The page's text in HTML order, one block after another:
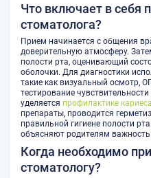
Что включает в себя
стоматолога?
Прием начинается с общения
доверительную атмосферу.
полости рта, оценивающий
оболочки. Для диагностики
такие как визуальный осмотр,
тестирование
уделяется профилактике кариеса
препараты, проводится
правильной гигиене полости
объясняют родителям
Когда необходимо
стоматологу?